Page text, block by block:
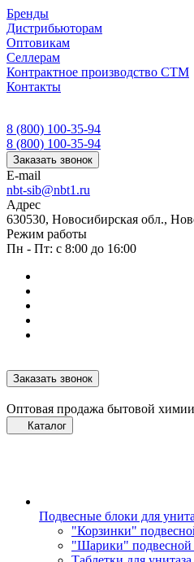
Бренды
Дистрибьюторам
Оптовикам
Селлерам
Контрактное производство СТМ
Контакты
8 (800) 100-35-94
8 (800) 100-35-94
Заказать звонок
E-mail
nbt-sib@nbt1.ru
Адрес
630530, Новосибирская обл.,
Режим работы
Пн - Пт: с 8:00 до 16:00
Заказать звонок
Оптовая продажа бытовой
Каталог
Подвесные блоки для
"Корзинки"
"Шарики" подвесной